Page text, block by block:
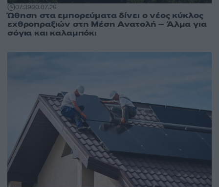
07:3920.07.26
Ώθηση στα εμπορεύματα δίνει ο νέος κύκλος
εχθροπραξιών στη Μέση Ανατολή – Άλμα για
σόγια και καλαμπόκι